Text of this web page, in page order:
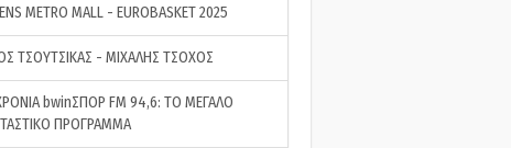
METRO MALL - EUROBASKET 2025
ΤΣΟΥΤΣΙΚΑΣ - ΜΙΧΑΛΗΣ ΤΣΟΧΟΣ
bwinΣΠΟΡ FM 94,6: ΤΟ ΜΕΓΑΛΟ
ΠΡΟΓΡΑΜΜΑ